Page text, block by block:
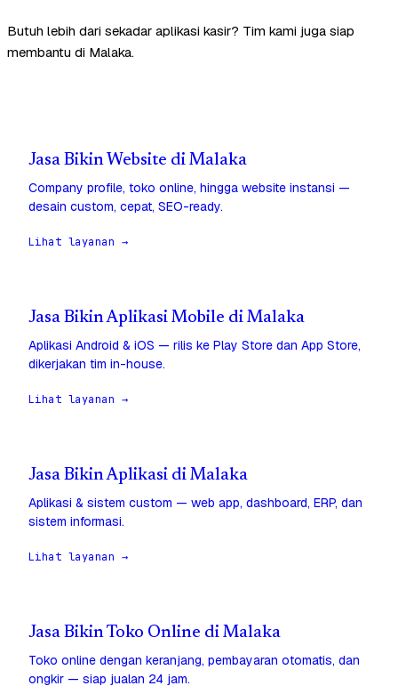
Butuh lebih dari sekadar aplikasi kasir? Tim kami juga siap
membantu di Malaka.
Jasa Bikin Website di Malaka
Company profile, toko online, hingga website instansi —
desain custom, cepat, SEO-ready.
Lihat layanan →
Jasa Bikin Aplikasi Mobile di Malaka
Aplikasi Android & iOS — rilis ke Play Store dan App Store,
dikerjakan tim in-house.
Lihat layanan →
Jasa Bikin Aplikasi di Malaka
Aplikasi & sistem custom — web app, dashboard, ERP, dan
sistem informasi.
Lihat layanan →
Jasa Bikin Toko Online di Malaka
Toko online dengan keranjang, pembayaran otomatis, dan
ongkir — siap jualan 24 jam.